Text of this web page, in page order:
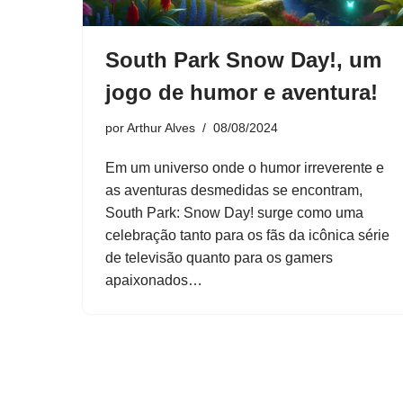
South Park Snow Day!, um
jogo de humor e aventura!
porArthur Alves 08/08/2024
Em um universo onde o humor irreverente e
as aventuras desmedidas se encontram,
South Park: Snow Day! surge como uma
celebração tanto para os fãs da icônica série
de televisão quanto para os gamers
apaixonados…